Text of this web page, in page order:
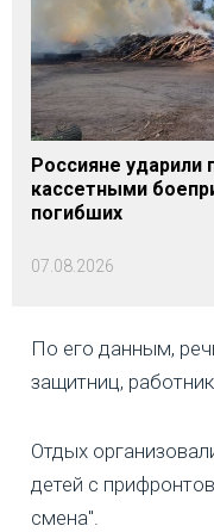
Россияне ударили
кассетными
погибших
07.08.2026
По его данным,
защитниц,
Отдых
детей с
смена".